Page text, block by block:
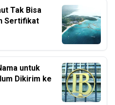
Tak Bisa
Sertifikat
untuk
Dikirim ke